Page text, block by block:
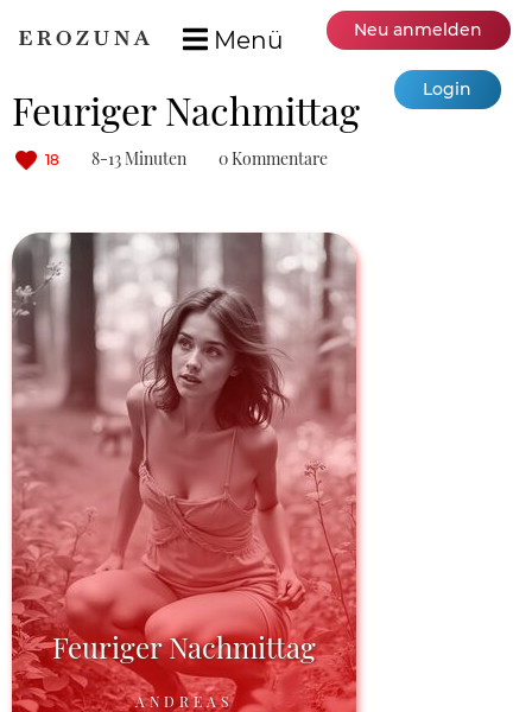
Menü Neu anmelden
Login
Feuriger Nachmittag
18 8-13 Minuten 0 Kommentare
Feuriger Nachmittag
ANDREAS